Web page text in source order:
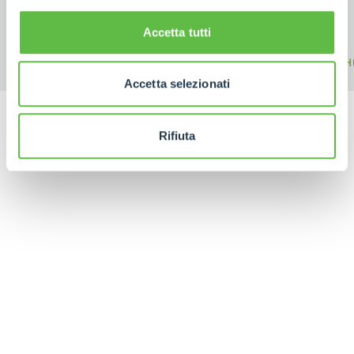
Accetta tutti
Accetta selezionati
Rifiuta
FORKS BUCKETS